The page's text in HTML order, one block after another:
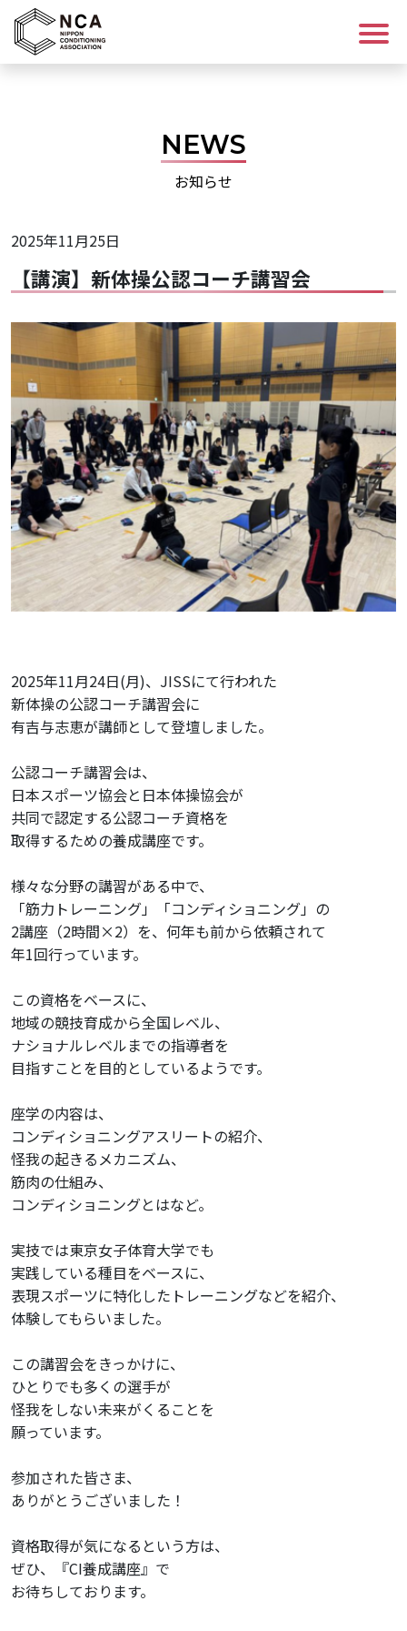
講座を探す
お知らせ
メンバーズマガジン
アクセス
お問い合わせ
資料請求
一般社団法人
日本コンディショニング協会
太子堂4-4-1 来るビル4F/5F
MAIL : 03-5779-6814
NEWS
お知らせ
2025年11月25日
【講演】新体操公認コーチ講習会
2025年11月24日(月)、JISSにて行われた
新体操の公認コーチ講習会に
有吉与志恵が講師として登壇しました。
公認コーチ講習会は、
日本スポーツ協会と日本体操協会が
共同で認定する公認コーチ資格を
取得するための養成講座です。
様々な分野の講習がある中で、
「筋力トレーニング」「コンディショニング」の
2講座（2時間×2）を、 何年も前から依頼されて
年1回行っています。
この資格をベースに、
地域の競技育成から全国レベル、
ナショナルレベルまでの指導者を
目指すことを目的としているようです。
座学の内容は、
コンディショニングアスリートの紹介、
怪我の起きるメカニズム、
筋肉の仕組み、
コンディショニングとはなど。
実技では東京女子体育大学でも
実践している種目をベースに、
表現スポーツに特化したトレーニングなどを紹介、
体験してもらいました。
この講習会をきっかけに、
ひとりでも多くの選手が
怪我をしない未来がくることを
願っています。
参加された皆さま、
ありがとうございました！
資格取得が気になるという方は、
ぜひ、『CI養成講座』で
お待ちしております。